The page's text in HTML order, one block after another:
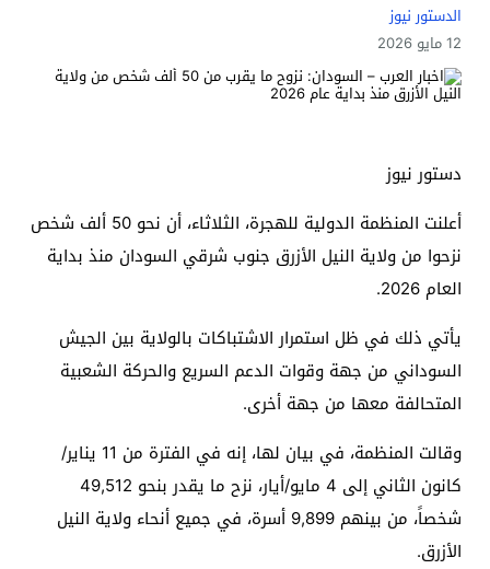
الدستور نيوز
12 مايو 2026
دستور نيوز
أعلنت المنظمة الدولية للهجرة، الثلاثاء، أن نحو 50 ألف شخص
نزحوا من ولاية النيل الأزرق جنوب شرقي السودان منذ بداية
العام 2026.
يأتي ذلك في ظل استمرار الاشتباكات بالولاية بين الجيش
السوداني من جهة وقوات الدعم السريع والحركة الشعبية
المتحالفة معها من جهة أخرى.
وقالت المنظمة، في بيان لها، إنه في الفترة من 11 يناير/
كانون الثاني إلى 4 مايو/أيار، نزح ما يقدر بنحو 49,512
شخصاً، من بينهم 9,899 أسرة، في جميع أنحاء ولاية النيل
الأزرق.